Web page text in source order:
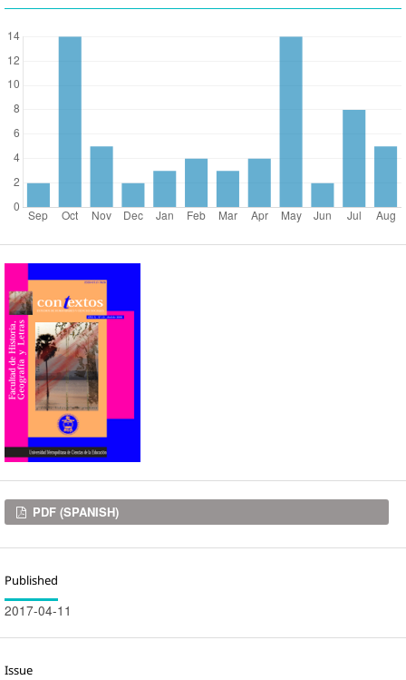
Downloads
PDF (SPANISH)
Published
2017-04-11
Issue